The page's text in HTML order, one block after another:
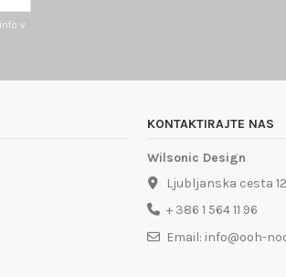
v
KONTAKTIRAJTE NAS
Wilsonic Design
Ljubljanska cesta
+ 386 1 564 11 96
Email: info@ooh-